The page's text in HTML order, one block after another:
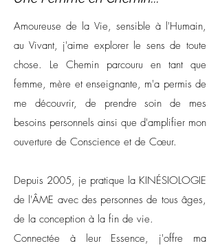
Amoureuse de la Vie, sensible à l'Humain,
au Vivant, j'aime explorer le sens de toute
chose. Le Chemin parcouru en tant que
femme, mère et enseignante, m'a permis de
me découvrir, de prendre soin de mes
besoins personnels ainsi que d'amplifier mon
ouverture de Conscience et de Cœur.
Depuis 2005, je pratique la KINÉSIOLOGIE
de l'ÂME avec des personnes de tous âges,
de la conception à la fin de vie.
Connectée à leur Essence, j'offre ma